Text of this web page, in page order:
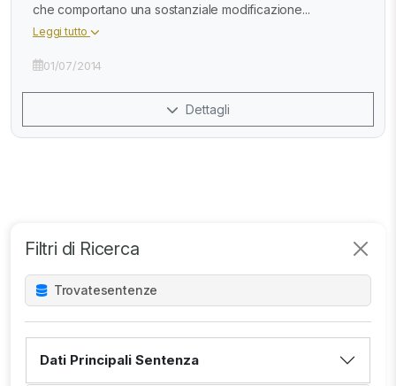
Filtri di Ricerca
Trovatesentenze
Dati Principali Sentenza
che comportano una sostanziale modificazione...
Leggi tutto
01/07/2014
Dettagli